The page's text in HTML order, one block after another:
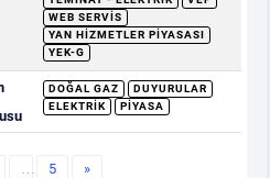
WEB SERVIS
YAN HIZMETLER PIYASASI
YEK-G
DOĞAL GAZ
DUYURULAR
ELEKTRIK
PIYASA
… 5 »